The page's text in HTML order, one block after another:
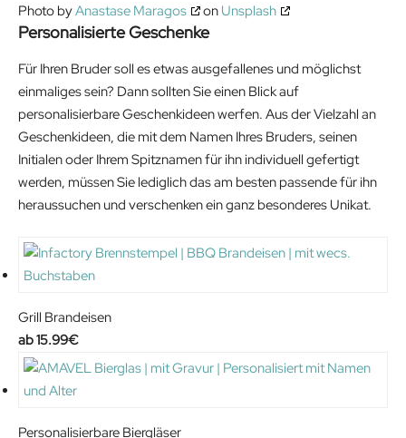
Photo byAnastase Maragos on Unsplash
Personalisierte Geschenke
Für Ihren Bruder soll es etwas ausgefallenes und möglichst
einmaliges sein? Dann sollten Sie einen Blick auf
personalisierbare Geschenkideen werfen. Aus der Vielzahl an
Geschenkideen, die mit dem Namen Ihres Bruders, seinen
Initialen oder Ihrem Spitznamen für ihn individuell gefertigt
werden, müssen Sie lediglich das am besten passende für ihn
heraussuchen und verschenken ein ganz besonderes Unikat.
Grill Brandeisen
15.99€
Personalisierbare Biergläser